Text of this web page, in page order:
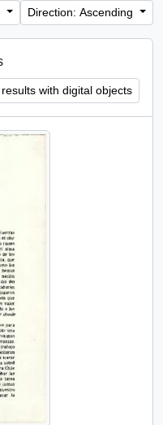
Direction: Ascending
with digital objects